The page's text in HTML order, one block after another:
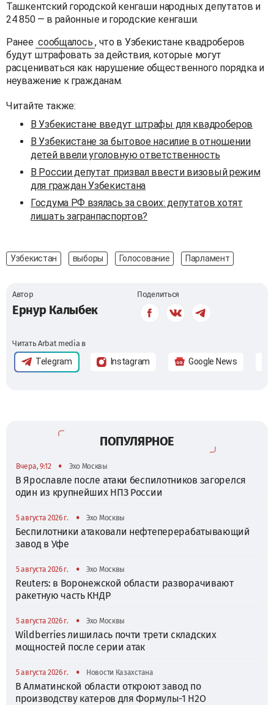
Ташкентский городской кенгаши народных депутатов и
24 850 — в районные и городские кенгаши.
Ранее сообщалось , что в Узбекистане квадроберов
будут штрафовать за действия, которые могут
расцениваться как нарушение общественного порядка и
неуважение к гражданам.
Читайте также:
В Узбекистане введут штрафы для квадроберов
В Узбекистане за бытовое насилие в отношении
детей ввели уголовную ответственность
В России депутат призвал ввести визовый режим
для граждан Узбекистана
Госдума РФ взялась за своих: депутатов хотят
лишать загранпаспортов?
Узбекистан выборы Голосование Парламент
Автор
Ернур Калыбек
Поделиться
Читать Arbat media в
Telegram Instagram Google News
ПОПУЛЯРНОЕ
Вчера, 9:12 • Эхо Москвы
В Ярославле после атаки беспилотников загорелся
один из крупнейших НПЗ России
5 августа 2026 г. • Эхо Москвы
Беспилотники атаковали нефтеперерабатывающий
завод в Уфе
5 августа 2026 г. • Эхо Москвы
Reuters: в Воронежской области разворачивают
ракетную часть КНДР
5 августа 2026 г. • Эхо Москвы
Wildberries лишилась почти трети складских
мощностей после серии атак
5 августа 2026 г. • Новости Казахстана
В Алматинской области откроют завод по
производству катеров для Формулы-1 H2O